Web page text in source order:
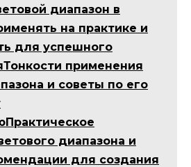
диапазон в
на практике и
для успешного
применения
и советы по его
диапазона и
для создания